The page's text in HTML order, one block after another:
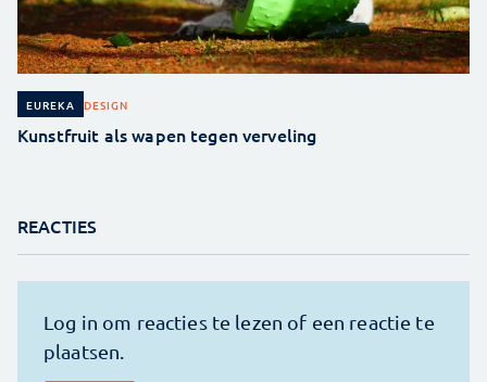
EUREKA DESIGN
Kunstfruit als wapen tegen verveling
REACTIES